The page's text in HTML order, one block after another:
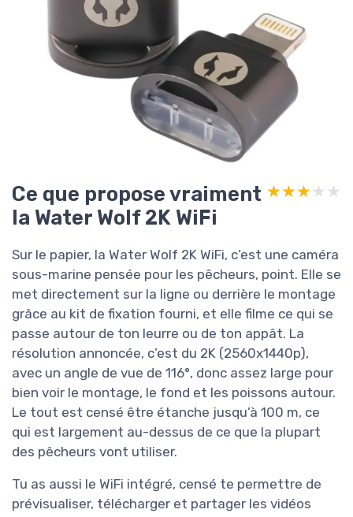
Ce que propose vraiment
la Water Wolf 2K WiFi
★★★★★
★★★★★
Sur le papier, la Water Wolf 2K WiFi, c’est une caméra
sous-marine pensée pour les pêcheurs, point. Elle se
met directement sur la ligne ou derrière le montage
grâce au kit de fixation fourni, et elle filme ce qui se
passe autour de ton leurre ou de ton appât. La
résolution annoncée, c’est du 2K (2560x1440p),
avec un angle de vue de 116°, donc assez large pour
bien voir le montage, le fond et les poissons autour.
Le tout est censé être étanche jusqu’à 100 m, ce
qui est largement au-dessus de ce que la plupart
des pêcheurs vont utiliser.
Tu as aussi le WiFi intégré, censé te permettre de
prévisualiser, télécharger et partager les vidéos